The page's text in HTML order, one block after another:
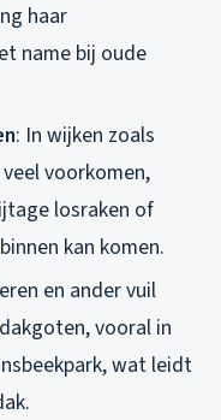
haar
name bij oude
: In wijken zoals
voorkomen,
losraken of
kan komen.
en ander vuil
vooral in
wat leidt